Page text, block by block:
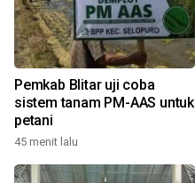
Pemkab Blitar uji coba
sistem tanam PM-AAS untuk
petani
45 menit lalu